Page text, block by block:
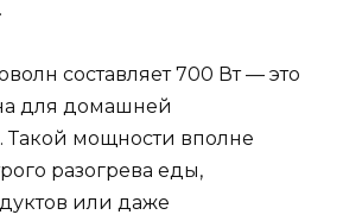
составляет 700 Вт — это
для домашней
Такой мощности вполне
разогрева еды,
или даже